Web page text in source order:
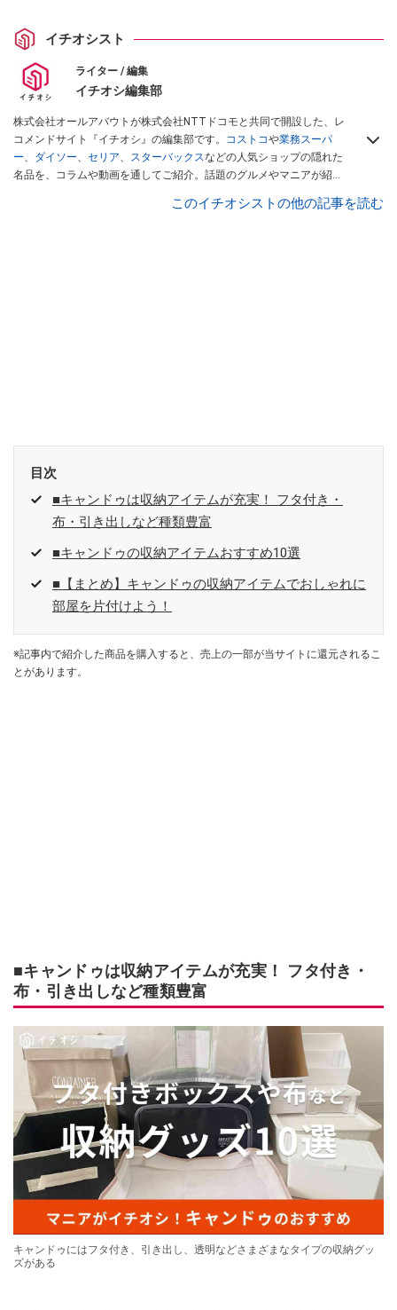
イチオシスト
ライター / 編集
イチオシ編集部
株式会社オールアバウトが株式会社NTTドコモと共同で開設した、レ
コメンドサイト『イチオシ』の編集部です。 コストコや業務スーパ
ー、 ダイソー、 セリア、 スターバックスなどの人気ショップの隠れた
名品を、コラムや動画を通してご紹介。話題のグルメやマニアが紹介
インフルエンサーが実際に使用してレビューしています。毎日トレン
このイチオシストの他の記事を読む
目次
■キャンドゥは収納アイテムが充実！ フタ付き・
布・引き出しなど種類豊富
■キャンドゥの収納アイテムおすすめ10選
■【まとめ】キャンドゥの収納アイテムでおしゃれに
部屋を片付けよう！
※記事内で紹介した商品を購入すると、売上の一部が当サイトに還元されるこ
とがあります。
■キャンドゥは収納アイテムが充実！ フタ付き・
布・引き出しなど種類豊富
キャンドゥにはフタ付き、引き出し、透明などさまざまなタイプの収納グッ
ズがある